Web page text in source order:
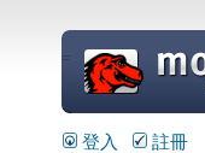
=
登入 註冊